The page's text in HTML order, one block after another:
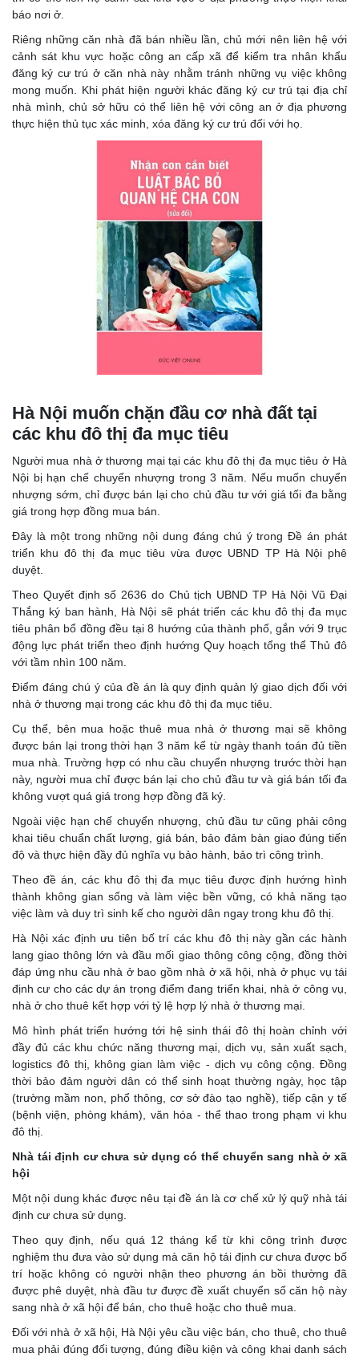
báo nơi ở.
Riêng những căn nhà đã bán nhiều lần, chủ mới nên liên hệ với
cảnh sát khu vực hoặc công an cấp xã để kiểm tra nhân khẩu
đăng ký cư trú ở căn nhà này nhằm tránh những vụ việc không
mong muốn. Khi phát hiện người khác đăng ký cư trú tại địa chỉ
nhà mình, chủ sở hữu có thể liên hệ với công an ở địa phương
thực hiện thủ tục xác minh, xóa đăng ký cư trú đối với họ.
Hà Nội muốn chặn đầu cơ nhà đất tại
các khu đô thị đa mục tiêu
Người mua nhà ở thương mại tại các khu đô thị đa mục tiêu ở Hà
Nội bị hạn chế chuyển nhượng trong 3 năm. Nếu muốn chuyển
nhượng sớm, chỉ được bán lại cho chủ đầu tư với giá tối đa bằng
giá trong hợp đồng mua bán.
Đây là một trong những nội dung đáng chú ý trong Đề án phát
triển khu đô thị đa mục tiêu vừa được UBND TP Hà Nội phê
duyệt.
Theo Quyết định số 2636 do Chủ tịch UBND TP Hà Nội Vũ Đại
Thắng ký ban hành, Hà Nội sẽ phát triển các khu đô thị đa mục
tiêu phân bổ đồng đều tại 8 hướng của thành phố, gắn với 9 trục
động lực phát triển theo định hướng Quy hoạch tổng thể Thủ đô
với tầm nhìn 100 năm.
Điểm đáng chú ý của đề án là quy định quản lý giao dịch đối với
nhà ở thương mại trong các khu đô thị đa mục tiêu.
Cụ thể, bên mua hoặc thuê mua nhà ở thương mại sẽ không
được bán lại trong thời hạn 3 năm kể từ ngày thanh toán đủ tiền
mua nhà. Trường hợp có nhu cầu chuyển nhượng trước thời hạn
này, người mua chỉ được bán lại cho chủ đầu tư và giá bán tối đa
không vượt quá giá trong hợp đồng đã ký.
Ngoài việc hạn chế chuyển nhượng, chủ đầu tư cũng phải công
khai tiêu chuẩn chất lượng, giá bán, bảo đảm bàn giao đúng tiến
độ và thực hiện đầy đủ nghĩa vụ bảo hành, bảo trì công trình.
Theo đề án, các khu đô thị đa mục tiêu được định hướng hình
thành không gian sống và làm việc bền vững, có khả năng tạo
việc làm và duy trì sinh kế cho người dân ngay trong khu đô thị.
Hà Nội xác định ưu tiên bố trí các khu đô thị này gần các hành
lang giao thông lớn và đầu mối giao thông công cộng, đồng thời
đáp ứng nhu cầu nhà ở bao gồm nhà ở xã hội, nhà ở phục vụ tái
định cư cho các dự án trọng điểm đang triển khai, nhà ở công vụ,
nhà ở cho thuê kết hợp với tỷ lệ hợp lý nhà ở thương mại.
Mô hình phát triển hướng tới hệ sinh thái đô thị hoàn chỉnh với
đầy đủ các khu chức năng thương mại, dịch vụ, sản xuất sạch,
logistics đô thị, không gian làm việc - dịch vụ công cộng. Đồng
thời bảo đảm người dân có thể sinh hoạt thường ngày, học tập
(trường mầm non, phổ thông, cơ sở đào tạo nghề), tiếp cận y tế
(bệnh viện, phòng khám), văn hóa - thể thao trong phạm vi khu
đô thị.
Nhà tái định cư chưa sử dụng có thể chuyển sang nhà ở xã
hội
Một nội dung khác được nêu tại đề án là cơ chế xử lý quỹ nhà tái
định cư chưa sử dụng.
Theo quy định, nếu quá 12 tháng kể từ khi công trình được
nghiệm thu đưa vào sử dụng mà căn hộ tái định cư chưa được bố
trí hoặc không có người nhận theo phương án bồi thường đã
được phê duyệt, nhà đầu tư được đề xuất chuyển số căn hộ này
sang nhà ở xã hội để bán, cho thuê hoặc cho thuê mua.
Đối với nhà ở xã hội, Hà Nội yêu cầu việc bán, cho thuê, cho thuê
mua phải đúng đối tượng, đúng điều kiện và công khai danh sách